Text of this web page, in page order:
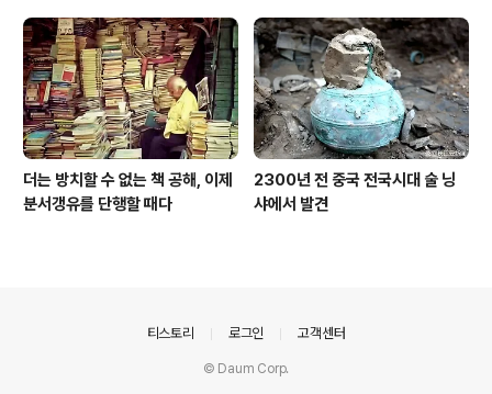
더는 방치할 수 없는 책 공해, 이제
분서갱유를 단행할 때다
2300년 전 중국 전국시대 술 닝
샤에서 발견
티스토리 로그인 고객센터
© Daum Corp.